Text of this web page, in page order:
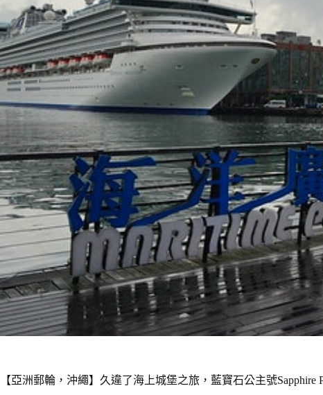
【亞洲郵輪，沖繩】久違了海上城堡之旅，藍寶石公主號Sapphire